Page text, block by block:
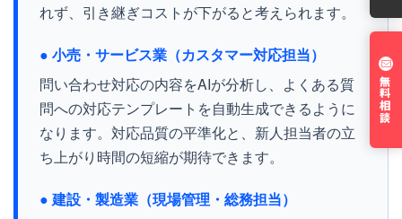
れず、引き継ぎコストが下がると考えられます。
● 小売・サービス業（カスタマー対応担当）
問い合わせ対応の内容をAIが分析し、よくある質
問への対応テンプレートを自動生成できるように
なります。対応品質の平準化と、新人担当者の立
ち上がり時間の短縮が期待できます。
● 建設・製造業（現場管理・総務担当）
無料相談